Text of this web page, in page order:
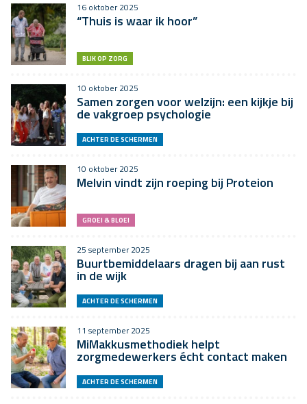
16 oktober 2025
“Thuis is waar ik hoor”
BLIK OP ZORG
10 oktober 2025
Samen zorgen voor welzijn: een kijkje bij
de vakgroep psychologie
ACHTER DE SCHERMEN
10 oktober 2025
Melvin vindt zijn roeping bij Proteion
GROEI & BLOEI
25 september 2025
Buurtbemiddelaars dragen bij aan rust
in de wijk
ACHTER DE SCHERMEN
11 september 2025
MiMakkusmethodiek helpt
zorgmedewerkers écht contact maken
ACHTER DE SCHERMEN